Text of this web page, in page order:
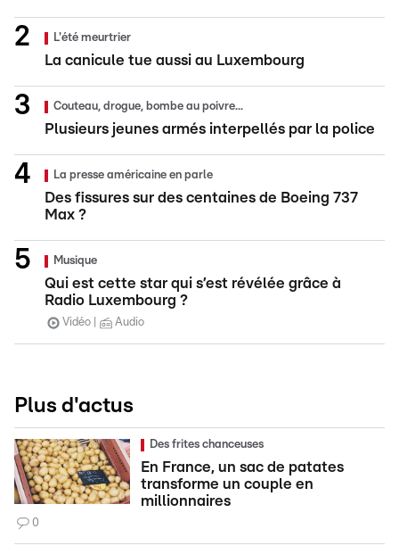
L'été meurtrier
La canicule tue aussi au Luxembourg
Couteau, drogue, bombe au poivre...
Plusieurs jeunes armés interpellés par la police
La presse américaine en parle
Des fissures sur des centaines de Boeing 737
Max ?
Musique
Qui est cette star qui s’est révélée grâce à
Radio Luxembourg ?
Vidéo Audio
Plus d'actus
Des frites chanceuses
En France, un sac de patates
transforme un couple en
millionnaires
0